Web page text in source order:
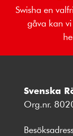
Swisha en
gåva kan
Svenska
Org.nr.